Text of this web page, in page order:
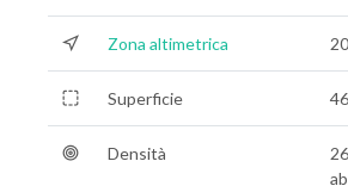
Zona altimetrica
Superficie
Densità